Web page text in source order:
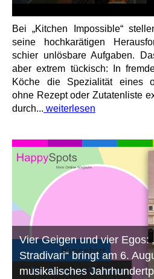
Bei „Kitchen Impossible“
seine hochkarätigen
schier unlösbare Aufgaben.
aber extrem tückisch: In
Köche die Spezialität eines
ohne Rezept oder Zutatenliste
durch... weiterlesen
Vier Geigen und vier Egos:
Stradivari“ bringt am 6.
musikalisches